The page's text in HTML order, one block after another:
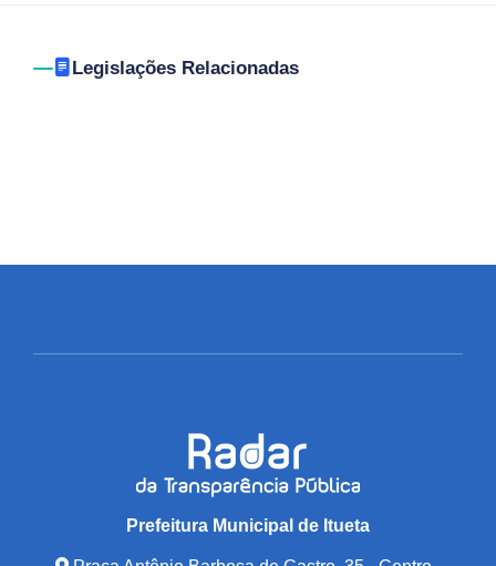
Legislações Relacionadas
Prefeitura Municipal de Itueta